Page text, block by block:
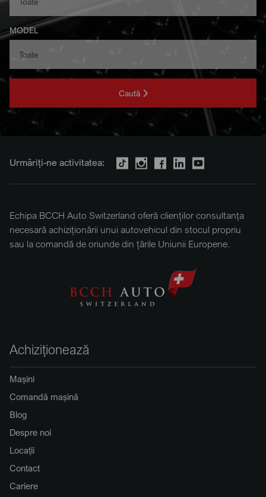
MODEL
Caută
Urmăriți-ne activitatea:
Echipa BCCH Auto Switzerland oferă clienților consultanța
necesară achiziționării unui autovehicul din stocul propriu
sau la comandă de oriunde din țările Uniunii Europene.
Achiziționează
Mașini
Comandă mașină
Blog
Despre noi
Locații
Contact
Cariere